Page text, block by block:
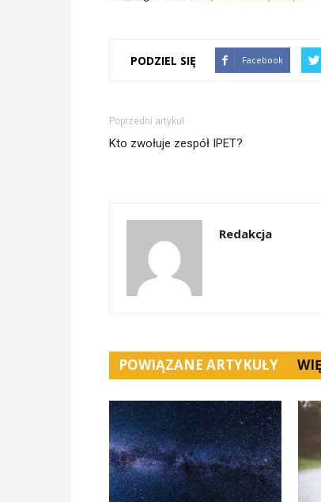
PODZIEL SIĘ Facebook
Poprzedni artykuł
Kto zwołuje zespół IPET?
Redakcja
POWIĄZANE ARTYKUŁY